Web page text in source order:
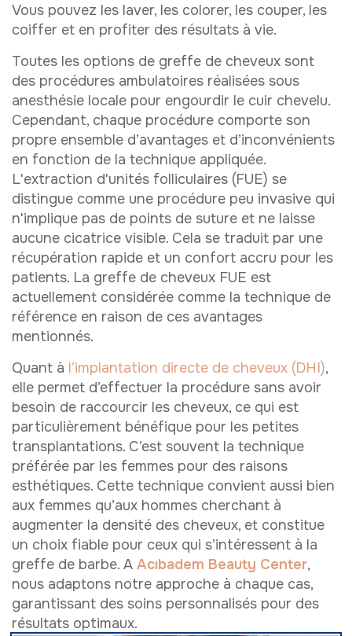
Vous pouvez les laver, les colorer, les couper, les
coiffer et en profiter des résultats à vie.
Toutes les options de greffe de cheveux sont
des procédures ambulatoires réalisées sous
anesthésie locale pour engourdir le cuir chevelu.
Cependant, chaque procédure comporte son
propre ensemble d’avantages et d’inconvénients
en fonction de la technique appliquée.
L'extraction d'unités folliculaires (FUE) se
distingue comme une procédure peu invasive qui
n'implique pas de points de suture et ne laisse
aucune cicatrice visible. Cela se traduit par une
récupération rapide et un confort accru pour les
patients. La greffe de cheveux FUE est
actuellement considérée comme la technique de
référence en raison de ces avantages
mentionnés.
Quant à l’implantation directe de cheveux (DHI),
elle permet d’effectuer la procédure sans avoir
besoin de raccourcir les cheveux, ce qui est
particulièrement bénéfique pour les petites
transplantations. C’est souvent la technique
préférée par les femmes pour des raisons
esthétiques. Cette technique convient aussi bien
aux femmes qu’aux hommes cherchant à
augmenter la densité des cheveux, et constitue
un choix fiable pour ceux qui s’intéressent à la
greffe de barbe. A Acıbadem Beauty Center,
nous adaptons notre approche à chaque cas,
garantissant des soins personnalisés pour des
résultats optimaux.